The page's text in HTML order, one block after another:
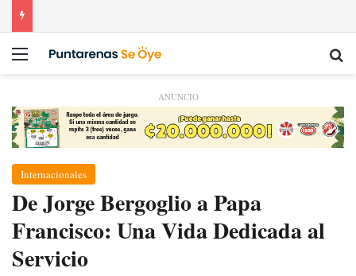
Menú
ANUNCIO
Internacionales
De Jorge Bergoglio a Papa
Francisco: Una Vida Dedicada al
Servicio